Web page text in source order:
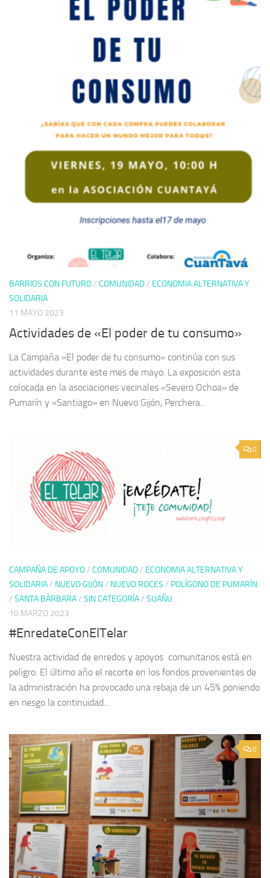
BARRIOS CON FUTURO/ COMUNIDAD/ ECONOMIA ALTERNATIVA Y
SOLIDARIA
11 MAYO 2023
Actividades de «El poder de tu consumo»
La Campaña «El poder de tu consumo» continúa con sus
actividades durante este mes de mayo. La exposición esta
colocada en la asociaciones vecinales «Severo Ochoa» de
Pumarín y «Santiago» en Nuevo Gijón, Perchera...
0
CAMPAÑA DE APOYO/ COMUNIDAD/ ECONOMIA ALTERNATIVA Y
SOLIDARIA/ NUEVO GIJÓN/ NUEVO ROCES / POLÍGONO DE PUMARÍN
/ SANTA BÁRBARA/ SIN CATEGORÍA/ SUAÑU
10 MARZO 2023
#EnredateConElTelar
Nuestra actividad de enredos y apoyos comunitarios está en
peligro. El último año el recorte en los fondos provenientes de
la administración ha provocado una rebaja de un 45% poniendo
en riesgo la continuidad...
0